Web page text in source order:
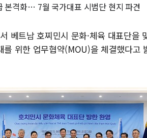
본격화… 7월 국가대표 시범단 현지 파견
베트남 호찌민시 문화·체육 대표단을
위한 업무협약(MOU)을 체결했다고